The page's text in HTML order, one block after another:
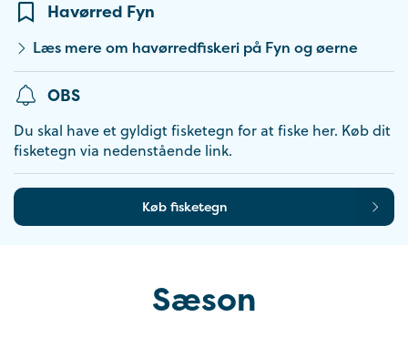
Havørred Fyn
Læs mere om havørredfiskeri på Fyn og øerne
OBS
Du skal have et gyldigt fisketegn for at fiske her. Køb dit
fisketegn via nedenstående link.
Køb fisketegn
Sæson